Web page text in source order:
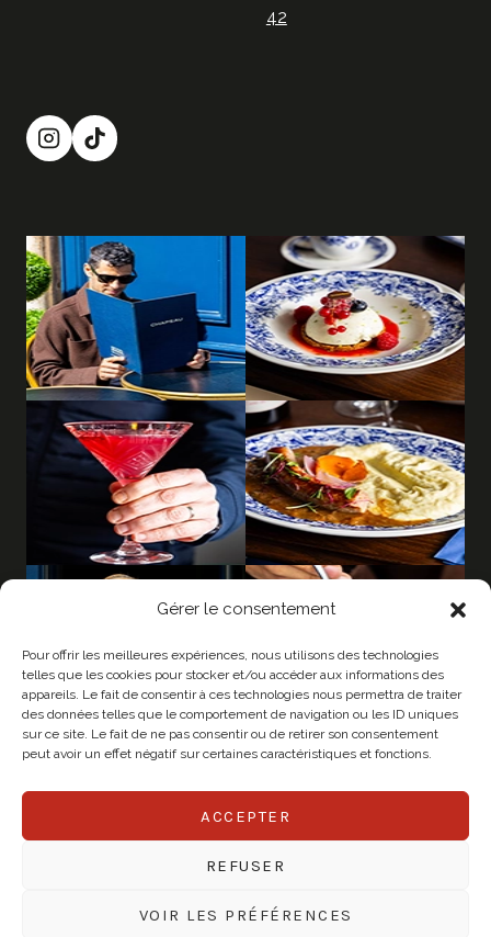
Gérer le consentement
Pour offrir les meilleures expériences, nous utilisons des technologies
telles que les cookies pour stocker et/ou accéder aux informations des
appareils. Le fait de consentir à ces technologies nous permettra de traiter
des données telles que le comportement de navigation ou les ID uniques
sur ce site. Le fait de ne pas consentir ou de retirer son consentement
peut avoir un effet négatif sur certaines caractéristiques et fonctions.
ACCEPTER
REFUSER
VOIR LES PRÉFÉRENCES
42
© 2026 CHAPEAU